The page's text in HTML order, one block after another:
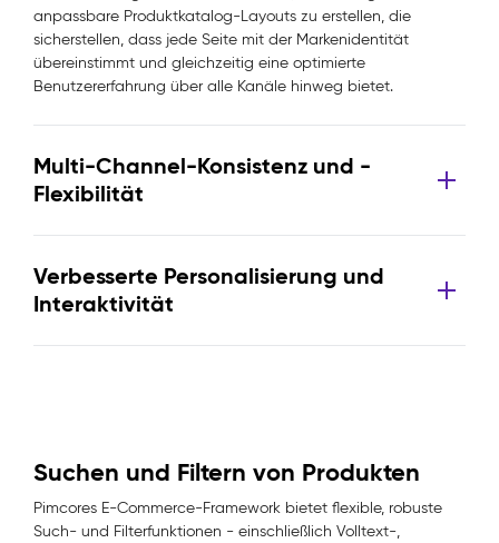
anpassbare Produktkatalog-Layouts zu erstellen, die
sicherstellen, dass jede Seite mit der Markenidentität
übereinstimmt und gleichzeitig eine optimierte
Benutzererfahrung über alle Kanäle hinweg bietet.
Multi-Channel-Konsistenz und -
Flexibilität
Verbesserte Personalisierung und
Interaktivität
Suchen und Filtern von Produkten
Pimcores E-Commerce-Framework bietet flexible, robuste
Such- und Filterfunktionen - einschließlich Volltext-,